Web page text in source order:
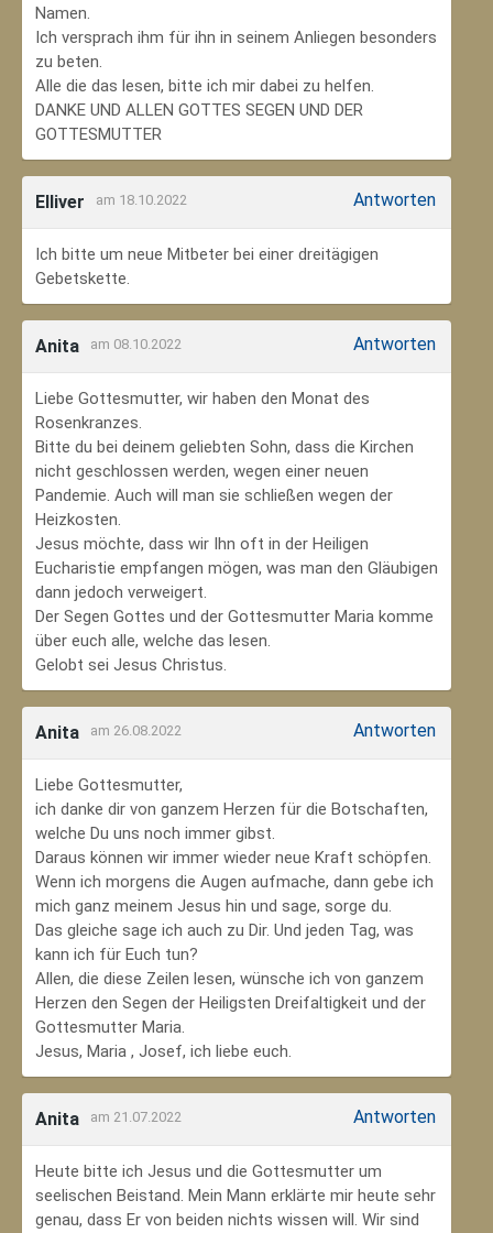
Namen.
Ich versprach ihm für ihn in seinem Anliegen besonders
zu beten.
Alle die das lesen, bitte ich mir dabei zu helfen.
DANKE UND ALLEN GOTTES SEGEN UND DER
GOTTESMUTTER
Elliver am 18.10.2022 Antworten
Ich bitte um neue Mitbeter bei einer dreitägigen
Gebetskette.
Anita am 08.10.2022 Antworten
Liebe Gottesmutter, wir haben den Monat des
Rosenkranzes.
Bitte du bei deinem geliebten Sohn, dass die Kirchen
nicht geschlossen werden, wegen einer neuen
Pandemie. Auch will man sie schließen wegen der
Heizkosten.
Jesus möchte, dass wir Ihn oft in der Heiligen
Eucharistie empfangen mögen, was man den Gläubigen
dann jedoch verweigert.
Der Segen Gottes und der Gottesmutter Maria komme
über euch alle, welche das lesen.
Gelobt sei Jesus Christus.
Anita am 26.08.2022 Antworten
Liebe Gottesmutter,
ich danke dir von ganzem Herzen für die Botschaften,
welche Du uns noch immer gibst.
Daraus können wir immer wieder neue Kraft schöpfen.
Wenn ich morgens die Augen aufmache, dann gebe ich
mich ganz meinem Jesus hin und sage, sorge du.
Das gleiche sage ich auch zu Dir. Und jeden Tag, was
kann ich für Euch tun?
Allen, die diese Zeilen lesen, wünsche ich von ganzem
Herzen den Segen der Heiligsten Dreifaltigkeit und der
Gottesmutter Maria.
Jesus, Maria , Josef, ich liebe euch.
Anita am 21.07.2022 Antworten
Heute bitte ich Jesus und die Gottesmutter um
seelischen Beistand. Mein Mann erklärte mir heute sehr
genau, dass Er von beiden nichts wissen will. Wir sind